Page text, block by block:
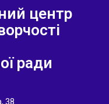
центр
ради
38